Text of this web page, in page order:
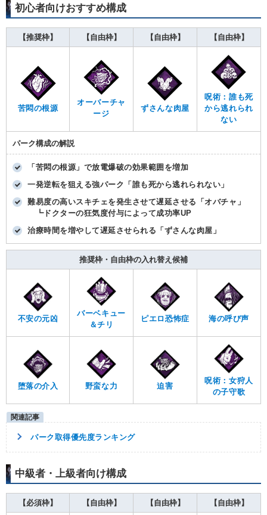
初心者向けおすすめ構成
【推奨枠】 【自由枠】 【自由枠】 【自由枠】
苦悶の根源
オーバーチャ
ージ
ずさんな肉屋
呪術：誰も死
から逃れられ
ない
パーク構成の解説
「苦悶の根源」で放電爆破の効果範囲を増加
一発逆転を狙える強パーク「誰も死から逃れられない」
難易度の高いスキチェを発生させて遅延させる「オバチャ」
┗ドクターの狂気度付与によって成功率UP
治療時間を増やして遅延させられる「ずさんな肉屋」
推奨枠・自由枠の入れ替え候補
不安の元凶
バーベキュー
＆チリ
ピエロ恐怖症 海の呼び声
堕落の介入 野蛮な力 迫害
呪術：女狩人
の子守歌
パーク取得優先度ランキング
中級者・上級者向け構成
【必須枠】 【自由枠】 【自由枠】 【自由枠】